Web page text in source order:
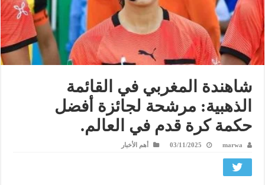
شاهندة المغربي في القائمة
الذهبية: مرشحة لجائزة أفضل
حكمة كرة قدم في العالم.
marwa
03/11/2025 أهم الأخبار